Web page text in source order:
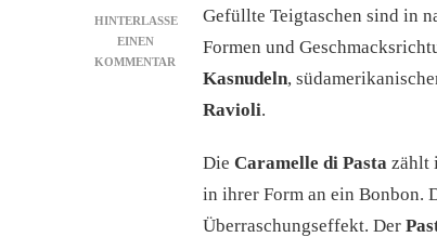
HINTERLASSE
EINEN
KOMMENTAR
CARAMELLE
FÜLLUNG
KÜRBISKERNÖL-
CREME
Gefüllte Teigtaschen sind in
Formen und
Kasnudeln,
Ravioli.
Die Caramelle di Pasta zählt
in ihrer Form an ein Bonbon.
Überraschungseffekt. Der